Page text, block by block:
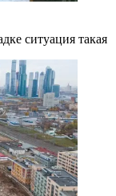
ситуация такая